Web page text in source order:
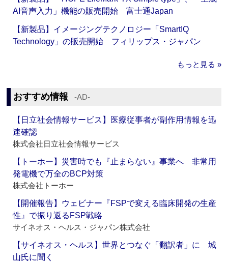
AI音声入力」機能の販売開始 富士通Japan
【新製品】イメージングテクノロジー「SmartIQ
Technology」の販売開始 フィリップス・ジャパン
もっと見る »
おすすめ情報 ‐AD‐
【日立社会情報サービス】医療従事者が副作用情報を迅
速確認
株式会社日立社会情報サービス
【トーホー】災害時でも『止まらない』事業へ 非常用
発電機で万全のBCP対策
株式会社トーホー
【開催報告】ウェビナー『FSPで変える臨床開発の生産
性』で振り返るFSP戦略
サイネオス・ヘルス・ジャパン株式会社
【サイネオス・ヘルス】世界とつなぐ「翻訳者」に 城
山氏に聞く